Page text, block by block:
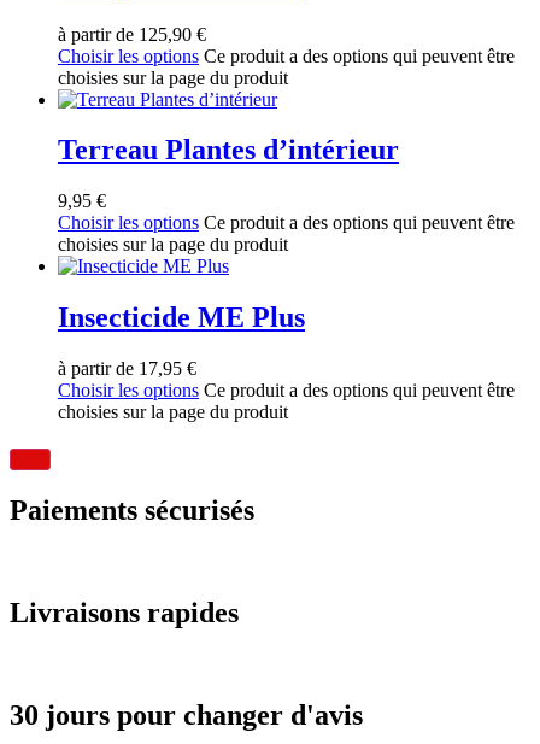
à partir de 125,90 €
Choisir les options Ce produit a des options qui peuvent être
choisies sur la page du produit
Terreau Plantes d’intérieur
9,95 €
Choisir les options Ce produit a des options qui peuvent être
choisies sur la page du produit
Insecticide ME Plus
à partir de 17,95 €
Choisir les options Ce produit a des options qui peuvent être
choisies sur la page du produit
Paiements sécurisés
Livraisons rapides
30 jours pour changer d'avis